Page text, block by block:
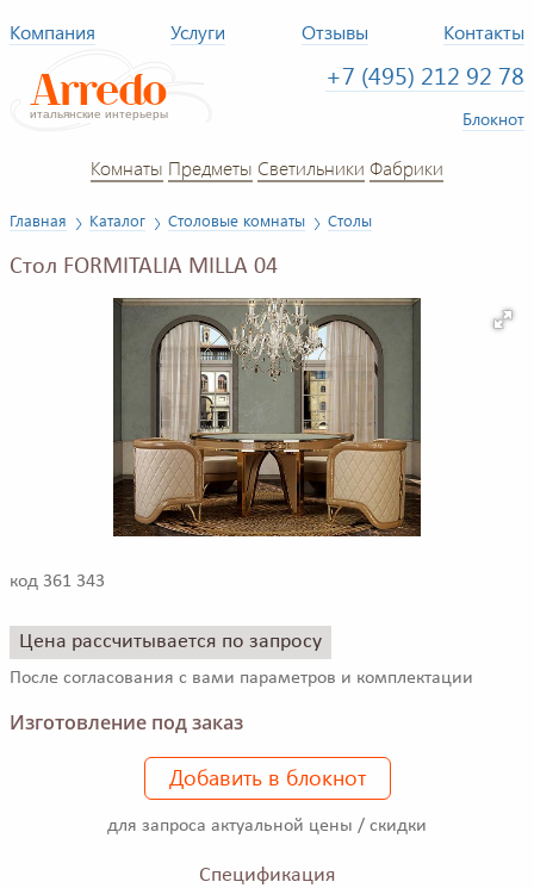
Компания Услуги Отзывы Контакты
+7 (495) 212 92 78
Блокнот
Комнаты Предметы Светильники Фабрики
Главная Каталог Столовые комнаты Столы
Стол FORMITALIA MILLA 04
код 361 343
Цена рассчитывается по запросу
После согласования с вами параметров и комплектации
Изготовление под заказ
Добавить в блокнот
для запроса актуальной цены / скидки
Спецификация